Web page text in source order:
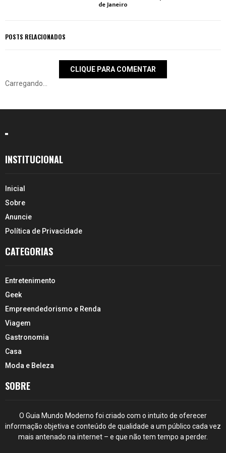
de Janeiro
POSTS RELACIONADOS
CLIQUE PARA COMENTAR
Carregando...
INSTITUCIONAL
Inicial
Sobre
Anuncie
Política de Privacidade
CATEGORIAS
Entretenimento
Geek
Empreendedorismo e Renda
Viagem
Gastronomia
Casa
Moda e Beleza
SOBRE
O Guia Mundo Moderno foi criado com o intuito de oferecer
informação objetiva e conteúdo de qualidade a um público cada vez
mais antenado na internet – e que não tem tempo a perder.